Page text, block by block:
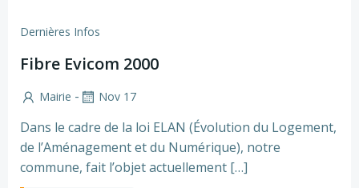
Dernières Infos
Fibre Evicom 2000
Mairie - Nov 17
Dans le cadre de la loi ELAN (Évolution du Logement,
de l’Aménagement et du Numérique), notre
commune, fait l’objet actuellement […]